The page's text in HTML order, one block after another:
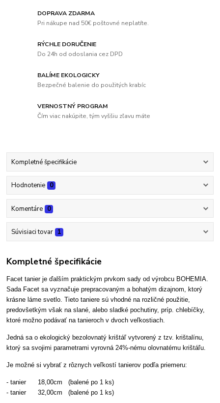
DOPRAVA ZDARMA
Pri nákupe nad 50€ poštovné neplatíte.
RÝCHLE DORUČENIE
Do 24h od odoslania cez DPD
BALÍME EKOLOGICKY
Bezpečné balenie do použitých krabíc
VERNOSTNÝ PROGRAM
Čím viac nakúpite, tým vyššiu zľavu máte
Kompletné špecifikácie
Hodnotenie 0
Komentáre 0
Súvisiaci tovar 1
Kompletné špecifikácie
Facet tanier je ďalším praktickým prvkom sady od výrobcu BOHEMIA.
Sada Facet sa vyznačuje prepracovaným a bohatým dizajnom, ktorý
krásne láme svetlo. Tieto taniere sú vhodné na rozličné použitie,
predovšetkým však na slané, alebo sladké pochutiny, príp. chlebíčky,
ktoré možno podávať na tanieroch v dvoch veľkostiach.
Jedná sa o ekologický bezolovnatý krištáľ vytvorený z tzv. krištalínu,
ktorý sa svojimi parametrami vyrovná 24%-nému olovnatému krištáľu.
Je možné si vybrať z rôznych veľkostí tanierov podľa priemeru:
- tanier 18,00cm (balené po 1 ks)
- tanier 32,00cm (balené po 1 ks)